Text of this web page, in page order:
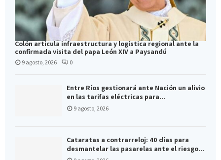
Colón articula infraestructura y logística regional ante la
confirmada visita del papa León XIV a Paysandú
9 agosto, 2026 0
Entre Ríos gestionará ante Nación un alivio
en las tarifas eléctricas para...
9 agosto, 2026
Cataratas a contrarreloj: 40 días para
desmantelar las pasarelas ante el riesgo...